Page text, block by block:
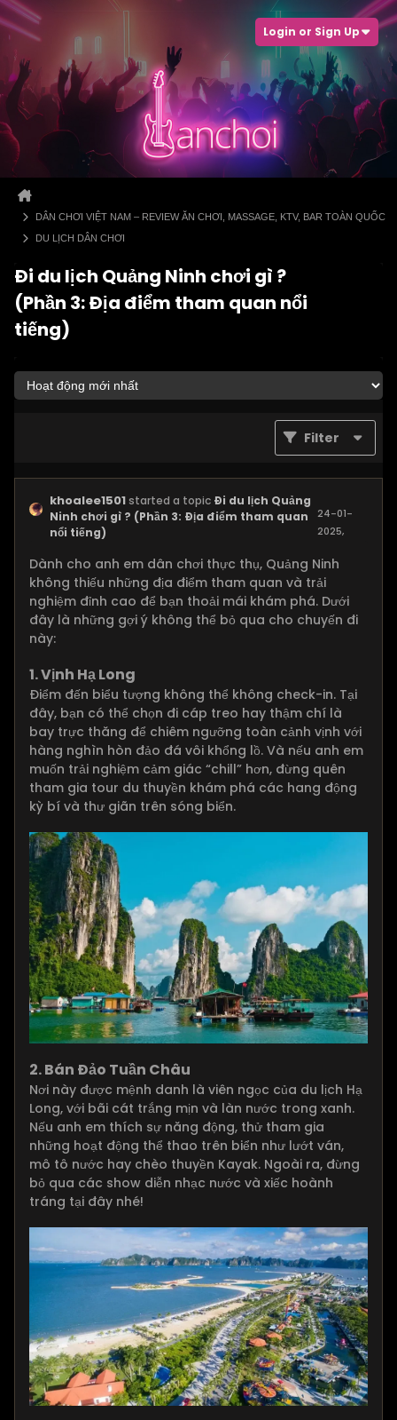
Login or Sign Up
DÂN CHƠI VIỆT NAM – REVIEW ĂN CHƠI, MASSAGE, KTV, BAR TOÀN QUỐC
DU LỊCH DÂN CHƠI
Đi du lịch Quảng Ninh chơi gì ?
(Phần 3: Địa điểm tham quan nổi
tiếng)
Filter
khoalee1501started a topic Đi du lịch Quảng
Ninh chơi gì ? (Phần 3: Địa điểm tham quan
nổi tiếng)
24-01-
2025,
Dành cho anh em dân chơi thực thụ, Quảng Ninh
không thiếu những địa điểm tham quan và trải
nghiệm đỉnh cao để bạn thoải mái khám phá. Dưới
đây là những gợi ý không thể bỏ qua cho chuyến đi
này:
1. Vịnh Hạ Long
Điểm đến biểu tượng không thể không check-in. Tại
đây, bạn có thể chọn đi cáp treo hay thậm chí là
bay trực thăng để chiêm ngưỡng toàn cảnh vịnh với
hàng nghìn hòn đảo đá vôi khổng lồ. Và nếu anh em
muốn trải nghiệm cảm giác “chill” hơn, đừng quên
tham gia tour du thuyền khám phá các hang động
kỳ bí và thư giãn trên sóng biển.
2. Bán Đảo Tuần Châu
Nơi này được mệnh danh là viên ngọc của du lịch Hạ
Long, với bãi cát trắng mịn và làn nước trong xanh.
Nếu anh em thích sự năng động, thử tham gia
những hoạt động thể thao trên biển như lướt ván,
mô tô nước hay chèo thuyền Kayak. Ngoài ra, đừng
bỏ qua các show diễn nhạc nước và xiếc hoành
tráng tại đây nhé!